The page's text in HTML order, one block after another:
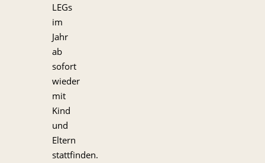
LEGs
im
Jahr
ab
sofort
wieder
mit
Kind
und
Eltern
stattfinden.